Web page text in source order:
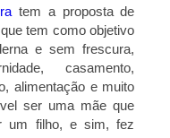
tem a proposta de
tem como objetivo
e sem frescura,
casamento,
alimentação e muito
ser uma mãe que
um filho, e sim, fez